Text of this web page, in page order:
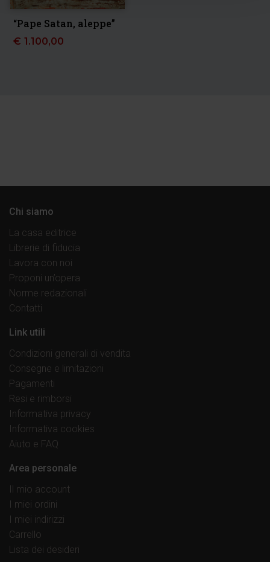
“Pape Satan, aleppe”
€ 1.100,00
Chi siamo
La casa editrice
Librerie di fiducia
Lavora con noi
Proponi un’opera
Norme redazionali
Contatti
Link utili
Condizioni generali di vendita
Consegne e limitazioni
Pagamenti
Resi e rimborsi
Informativa privacy
Informativa cookies
Aiuto e FAQ
Area personale
Il mio account
I miei ordini
I miei indirizzi
Carrello
Lista dei desideri